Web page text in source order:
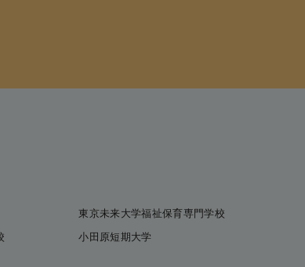
東京未来大学福祉保育専門学校
小田原短期大学